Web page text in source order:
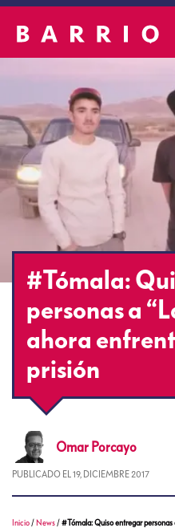
#Tómala:
personas a
ahora
prisión
Omar Porcayo
PUBLICADO EL 19, DICIEMBRE 2017
Inicio / News /#Tómala: Quiso entregar personas